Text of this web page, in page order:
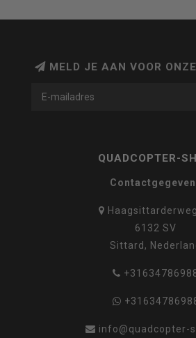
MELD JE AAN VOOR
QUADCOPTER-
6132 SV
Sittard,
info@quadcopter-